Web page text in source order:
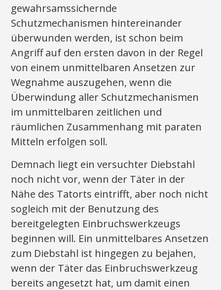
gewahrsamssichernde
Schutzmechanismen hintereinander
überwunden werden, ist schon beim
Angriff auf den ersten davon in der Regel
von einem unmittelbaren Ansetzen zur
Wegnahme auszugehen, wenn die
Überwindung aller Schutzmechanismen
im unmittelbaren zeitlichen und
räumlichen Zusammenhang mit paraten
Mitteln erfolgen soll.
Demnach liegt ein versuchter Diebstahl
noch nicht vor, wenn der Täter in der
Nähe des Tatorts eintrifft, aber noch nicht
sogleich mit der Benutzung des
bereitgelegten Einbruchswerkzeugs
beginnen will. Ein unmittelbares Ansetzen
zum Diebstahl ist hingegen zu bejahen,
wenn der Täter das Einbruchswerkzeug
bereits angesetzt hat, um damit einen